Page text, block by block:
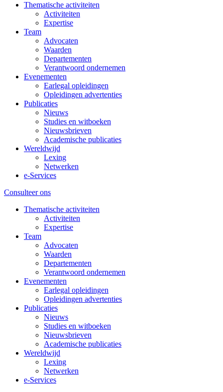
Thematische activiteiten
Activiteiten
Expertise
Team
Advocaten
Waarden
Departementen
Verantwoord ondernemen
Evenementen
Earlegal opleidingen
Opleidingen advertenties
Publicaties
Nieuws
Studies en witboeken
Nieuwsbrieven
Academische publicaties
Wereldwijd
Lexing
Netwerken
e-Services
Consulteer ons
Thematische activiteiten
Activiteiten
Expertise
Team
Advocaten
Waarden
Departementen
Verantwoord ondernemen
Evenementen
Earlegal opleidingen
Opleidingen advertenties
Publicaties
Nieuws
Studies en witboeken
Nieuwsbrieven
Academische publicaties
Wereldwijd
Lexing
Netwerken
e-Services